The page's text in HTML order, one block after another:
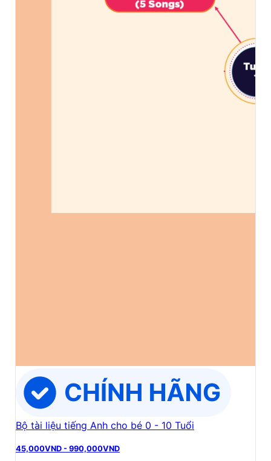
Bộ tài liệu tiếng Anh cho bé 0 - 10 Tuổi
45,000VND - 990,000VND